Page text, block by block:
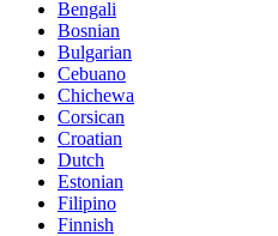
Bengali
Bosnian
Bulgarian
Cebuano
Chichewa
Corsican
Croatian
Dutch
Estonian
Filipino
Finnish